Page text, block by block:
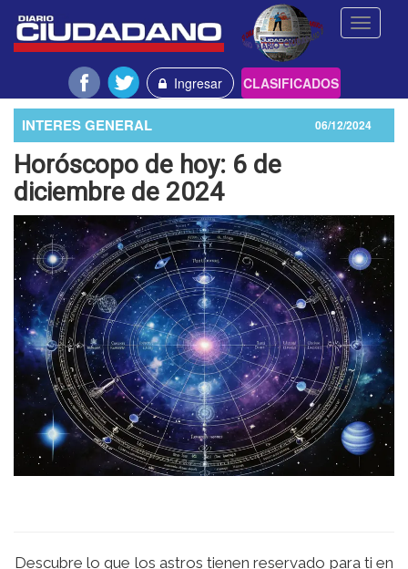
Toggle
Ingresar CLASIFICADOS
INTERES GENERAL 06/12/2024
Horóscopo de hoy: 6 de
diciembre de 2024
Descubre lo que los astros tienen reservado para ti en